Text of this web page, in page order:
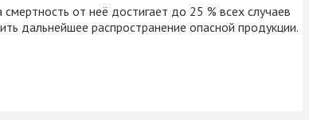
от неё достигает до 25 % всех случаев
дальнейшее распространение опасной продукции.